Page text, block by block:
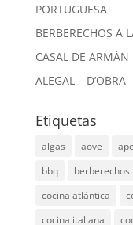
PORTUGUESA
BERBERECHOS A
CASAL DE ARMÁN
ALEGAL – D’OBRA
Etiquetas
algas aove
bbq
berberechos
cocina atlántica
cocina italiana